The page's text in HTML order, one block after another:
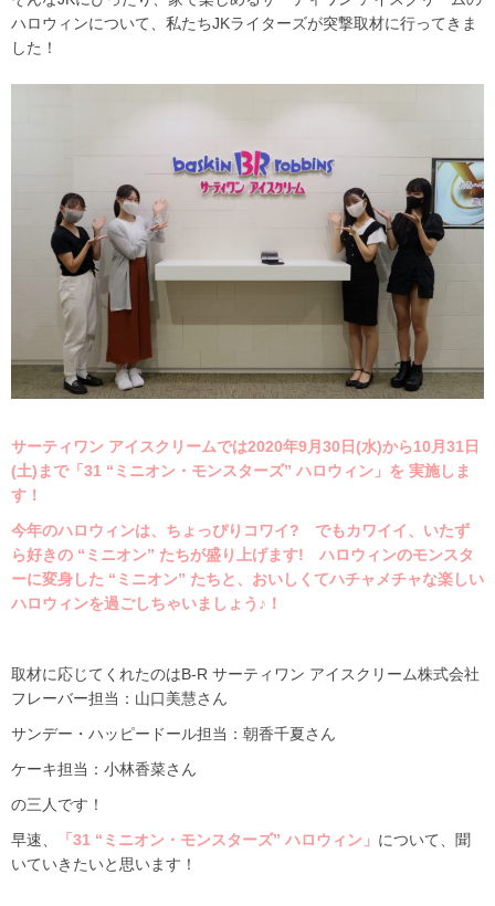
ハロウィンについて、私たちJKライターズが突撃取材に行ってきま
した！
サーティワン アイスクリームでは2020年9月30日(水)から10月31日
(土)まで「31 “ミニオン・モンスターズ” ハロウィン」を 実施しま
す！
今年のハロウィンは、ちょっぴりコワイ? でもカワイイ、いたず
ら好きの “ミニオン” たちが盛り上げます! ハロウィンのモンスタ
ーに変身した “ミニオン” たちと、おいしくてハチャメチャな楽しい
ハロウィンを過ごしちゃいましょう♪！
取材に応じてくれたのはB-R サーティワン アイスクリーム株式会社
フレーバー担当： 山口美慧さん
サンデー・ハッピードール担当： 朝香千夏さん
ケーキ担当： 小林香菜さん
の三人です！
早速、
「31 “ミニオン・モンスターズ” ハロウィン」 について、聞
いていきたいと思います！